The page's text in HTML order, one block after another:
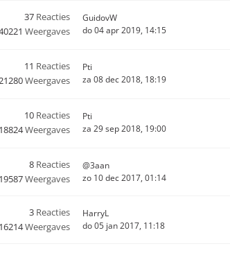
37 Reacties
Weergaves
GuidovW
do 04 apr 2019, 14:15
11 Reacties
Weergaves
Pti
za 08 dec 2018, 18:19
10 Reacties
18824Weergaves
Pti
za 29 sep 2018, 19:00
8 Reacties
19587Weergaves
@3aan
zo 10 dec 2017, 01:14
3 Reacties
16214Weergaves
HarryL
do 05 jan 2017, 11:18